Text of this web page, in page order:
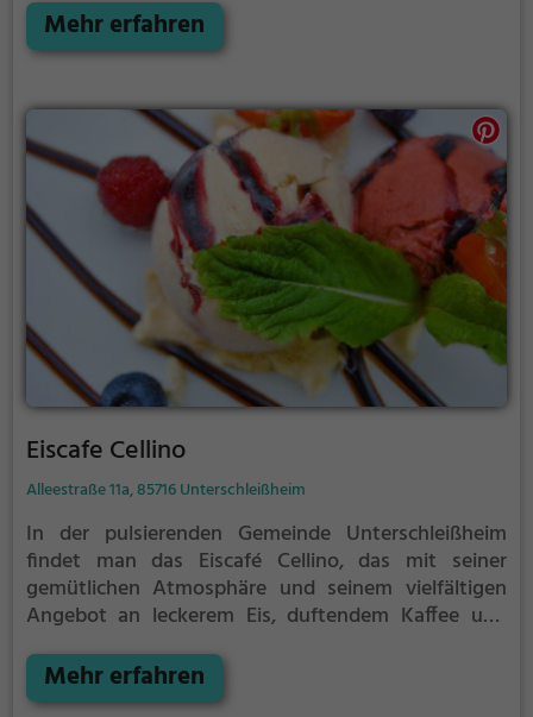
und Schokolade oder spannende Kreationen wie
Cookies und Mango-Sorbet - hier kommt jeder
Personal zaubert zudem leckere Kaffeespezialitäten
und bietet eine Auswahl an kleinen Snacks. Genieße
den Sommer in vollen Zügen und besuche die
charmante Eisdiele Calimero in Garching!
Mehr erfahren
Eiscafe Cellino
Alleestraße 11a, 85716 Unterschleißheim
In der pulsierenden Gemeinde Unterschleißheim
findet man das Eiscafé Cellino, das mit seiner
gemütlichen Atmosphäre und seinem vielfältigen
Angebot an leckerem Eis, duftendem Kaffee und
man den Tag mit einem leckeren Frühstück
beginnen oder sich einfach eine kleine Auszeit
Mehr erfahren